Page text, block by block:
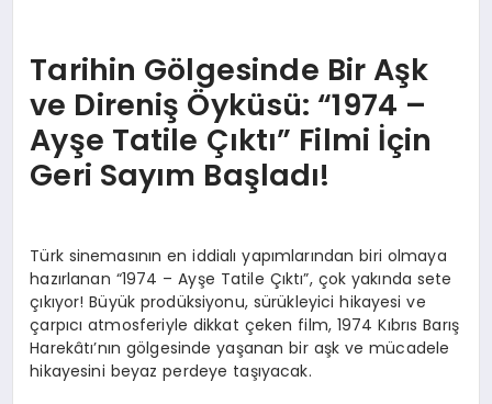
Tarihin Gölgesinde Bir Aşk
ve Direniş Öyküsü: “1974 –
Ayşe Tatile Çıktı” Filmi İçin
Geri Sayım Başladı!
Türk sinemasının en iddialı yapımlarından biri olmaya
hazırlanan “1974 – Ayşe Tatile Çıktı”, çok yakında sete
çıkıyor! Büyük prodüksiyonu, sürükleyici hikayesi ve
çarpıcı atmosferiyle dikkat çeken film, 1974 Kıbrıs Barış
Harekâtı’nın gölgesinde yaşanan bir aşk ve mücadele
hikayesini beyaz perdeye taşıyacak.